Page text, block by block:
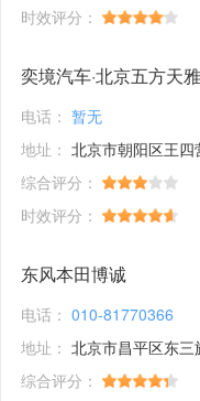
时效评分：
奕境汽车·北京五方天雅
电话： 暂无
地址： 北京市朝阳区王
综合评分：
时效评分：
东风本田博诚
电话： 010-81770366
地址： 北京市昌平区东
综合评分：